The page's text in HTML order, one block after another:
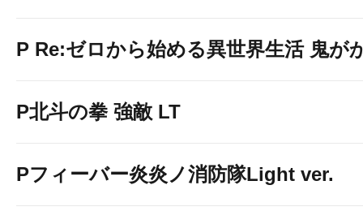
P Re:ゼロから始める異世界生活 鬼が
P北斗の拳 強敵 LT
Pフィーバー炎炎ノ消防隊Light ver.